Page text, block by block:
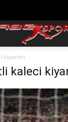
kiyamet
kaleci